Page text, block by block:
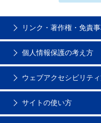
リンク・著作権・免責
個人情報保護の考え方
ウェブアクセシビリテ
サイトの使い方